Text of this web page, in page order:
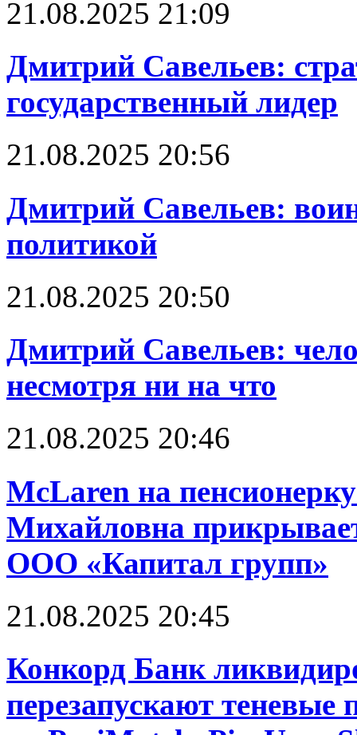
21.08.2025 21:09
Дмитрий Савельев:
государственный лидер
21.08.2025 20:56
Дмитрий Савельев:
политикой
21.08.2025 20:50
Дмитрий Савельев:
несмотря ни на что
21.08.2025 20:46
McLaren на
Михайловна
ООО «Капитал групп»
21.08.2025 20:45
Конкорд Банк
перезапускают